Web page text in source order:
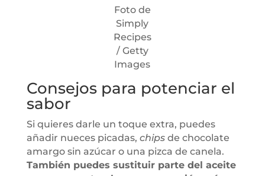
Foto de
Simply
Recipes
/ Getty
Images
Consejos para potenciar el
sabor
Si quieres darle un toque extra, puedes
añadir nueces picadas, chipsde chocolate
amargo sin azúcar o una pizca de canela.
También puedes sustituir parte del aceite